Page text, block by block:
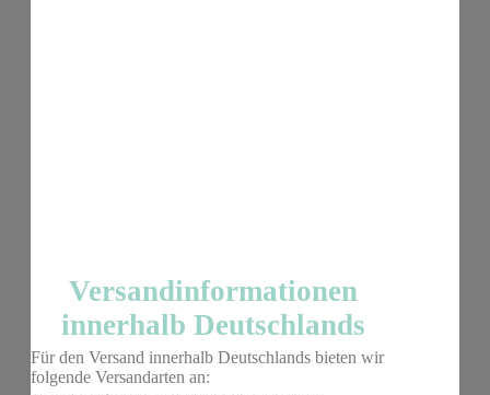
Versandinformationen
innerhalb Deutschlands
Für den Versand innerhalb Deutschlands bieten wir
folgende Versandarten an: